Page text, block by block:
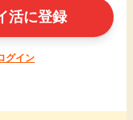
活に登録
グイン